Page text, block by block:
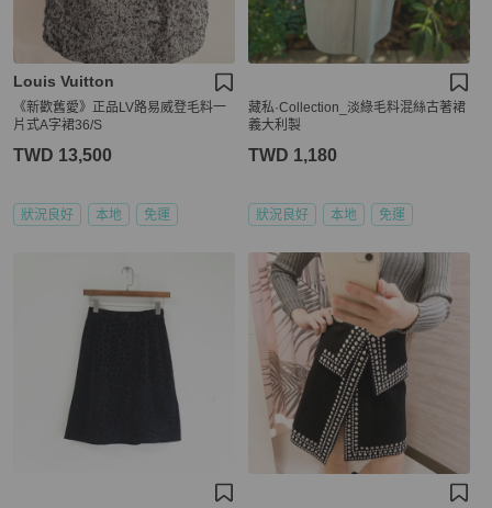
Louis Vuitton
《新歡舊愛》正品LV路易威登毛料一
片式A字裙36/S
TWD 13,500
狀況良好 本地 免運
藏私·Collection_淡綠毛料混絲古著裙
義大利製
TWD 1,180
狀況良好 本地 免運